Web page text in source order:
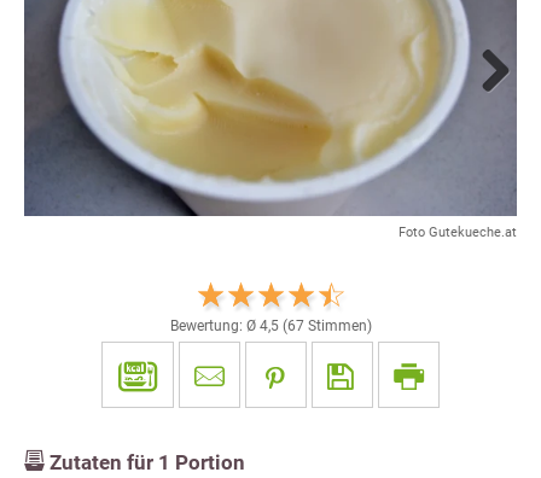
Foto Gutekueche.at
Bewertung: Ø 4,5(67Stimmen)
Zutaten für 1 Portion